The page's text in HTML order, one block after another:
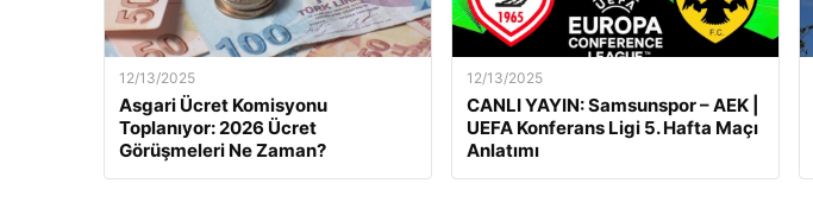
12/13/2025
Asgari Ücret Komisyonu
Toplanıyor: 2026 Ücret
Görüşmeleri Ne Zaman?
12/13/2025
CANLI YAYIN: Samsunspor – AEK |
UEFA Konferans Ligi 5. Hafta Maçı
Anlatımı